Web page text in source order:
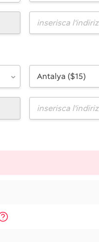
Antalya ($15)